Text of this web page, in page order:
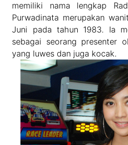
memiliki nama lengkap
Purwadinata merupakan
Juni pada tahun 1983. Ia
sebagai seorang presenter
yang luwes dan juga kocak.